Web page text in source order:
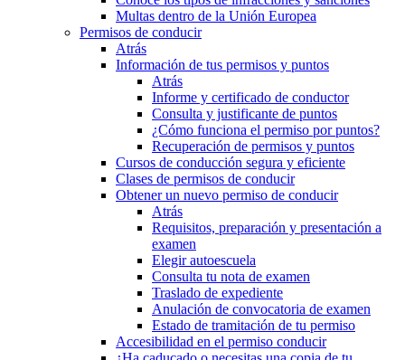
Multas dentro de la Unión Europea
Permisos de conducir
Atrás
Información de tus permisos y puntos
Atrás
Informe y certificado de conductor
Consulta y justificante de puntos
¿Cómo funciona el permiso por puntos?
Recuperación de permisos y puntos
Cursos de conducción segura y eficiente
Clases de permisos de conducir
Obtener un nuevo permiso de conducir
Atrás
Requisitos, preparación y presentación a
examen
Elegir autoescuela
Consulta tu nota de examen
Traslado de expediente
Anulación de convocatoria de examen
Estado de tramitación de tu permiso
Accesibilidad en el permiso conducir